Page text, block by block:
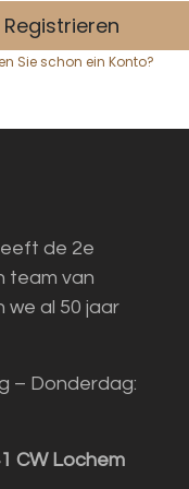
Registrieren
Sie schon ein Konto?
de 2e
team van
al 50 jaar
– Donderdag:
CW Lochem